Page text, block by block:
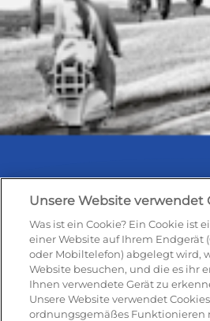
Rezepte &
Rezepte
Unsere Website verwendet
Was ist ein Cookie? Ein Cookie ist
einer Website auf Ihrem Endgerät
oder Mobiltelefon) abgelegt wird,
Website besuchen, und die es ihr
Ihnen verwendete Gerät zu
Unsere Website verwendet
ordnungsgemäßes Funktionieren